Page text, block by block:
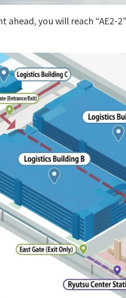
ahead, you will reach “AE2-